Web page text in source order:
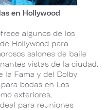
en Hollywood
algunos de los
Hollywood para
salones de baile
vistas de la ciudad.
la Fama y del Dolby
bodas en Los
exteriores,
para reuniones